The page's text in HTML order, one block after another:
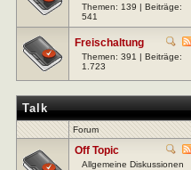
Themen: 139 | Beiträge:
541
Freischaltung
Themen: 391 | Beiträge:
1.723
Talk
Forum
Off Topic
Allgemeine Diskussionen